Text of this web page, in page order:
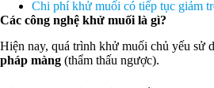
Chi phí khử muối có tiếp tục giảm
Các công nghệ khử muối là gì?
Hiện nay, quá trình khử muối chủ yếu sử
pháp màng (thẩm thấu ngược).